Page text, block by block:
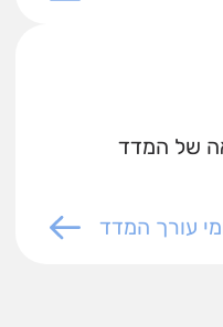
של המדד
עורך המדד